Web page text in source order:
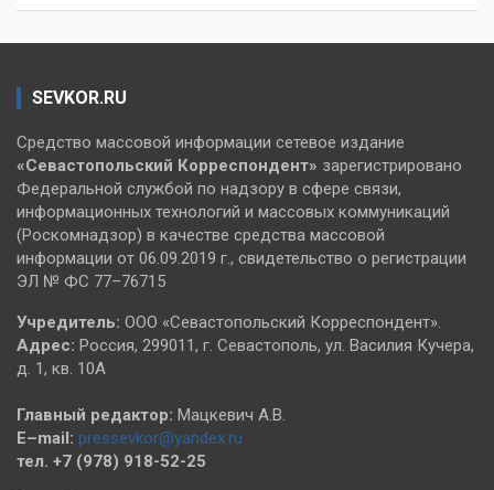
SEVKOR.RU
Средство массовой информации сетевое издание
«Севастопольский Корреспондент» зарегистрировано
Федеральной службой по надзору в сфере связи,
информационных технологий и массовых коммуникаций
(Роскомнадзор) в качестве средства массовой
информации от 06.09.2019 г., свидетельство о регистрации
ЭЛ № ФС 77–76715
Учредитель: ООО «Севастопольский Корреспондент».
Адрес: Россия, 299011, г. Севастополь, ул. Василия Кучера,
д. 1, кв. 10А
Главный редактор: Мацкевич А.В.
E–mail: pressevkor@yandex.ru
тел. +7 (978) 918-52-25